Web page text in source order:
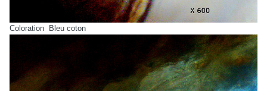
Coloration Bleu coton